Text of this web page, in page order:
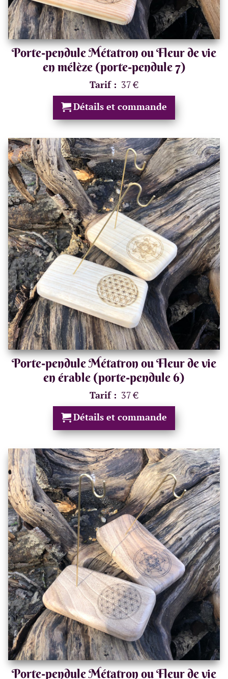
Porte-pendule Métatron ou Fleur de vie
en mélèze (porte-pendule 7)
Tarif : 37 €
Détails et commande
Porte-pendule Métatron ou Fleur de vie
en érable (porte-pendule 6)
Tarif : 37 €
Détails et commande
Porte-pendule Métatron ou Fleur de vie